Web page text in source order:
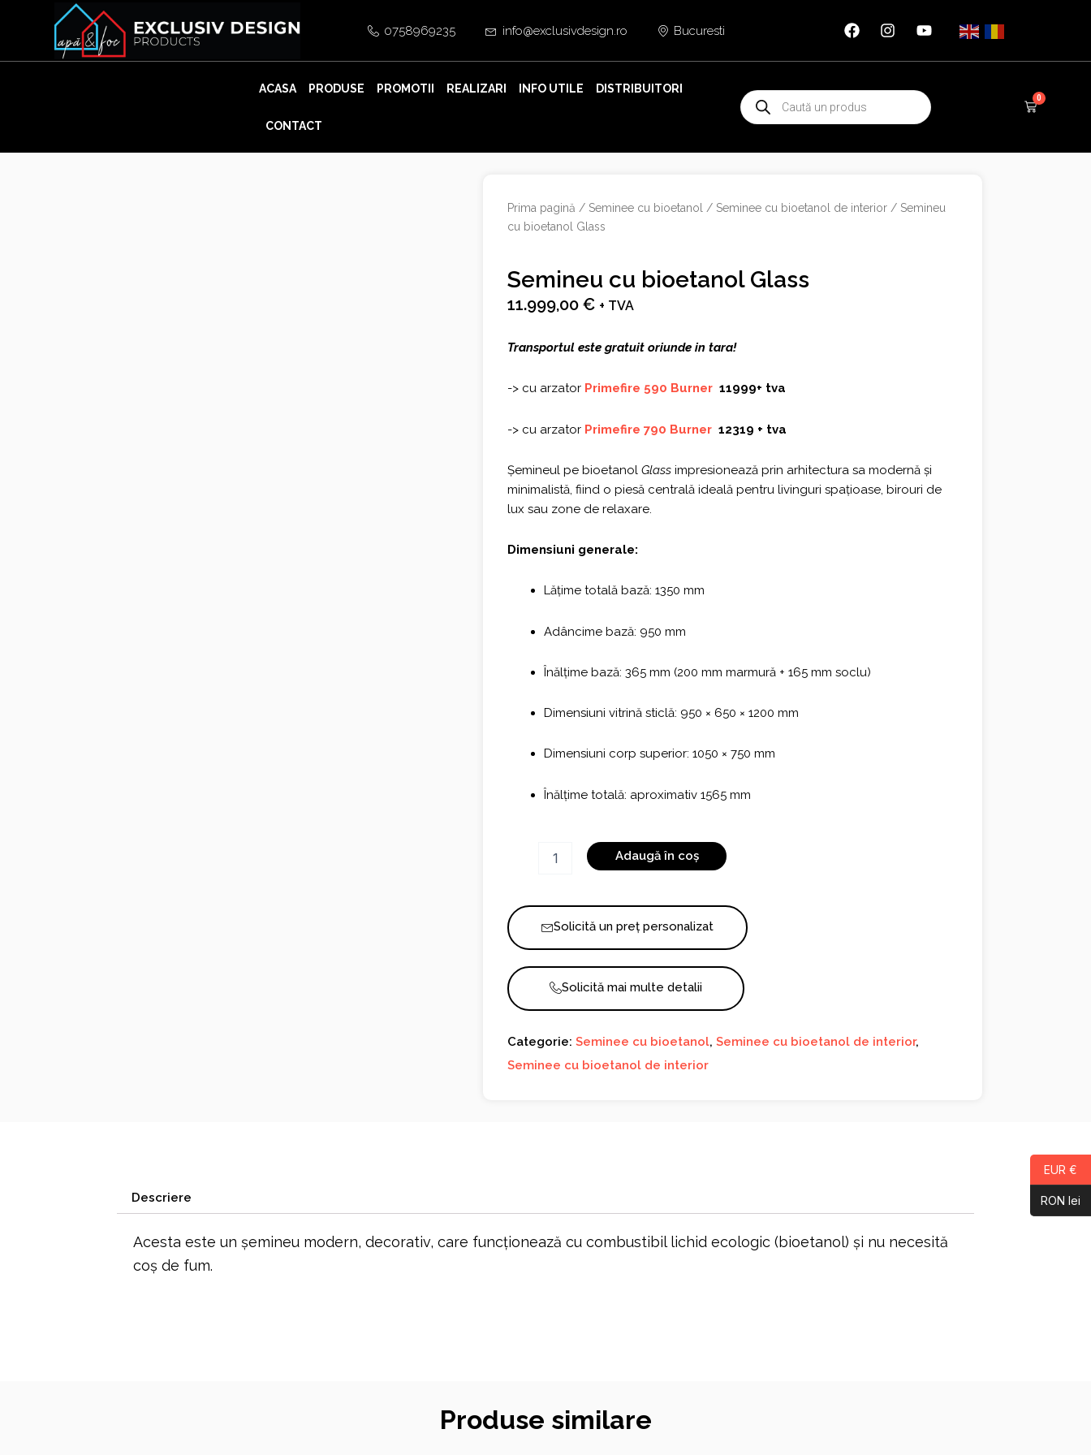
content
0758969235 info@exclusivdesign.ro Bucuresti
ACASA PRODUSE PROMOTII REALIZARI INFO UTILE DISTRIBUITORI
CONTACT
Products
search
0
Cart
Prima pagină / Seminee cu bioetanol / Seminee cu bioetanol de interior / Semineu
cu bioetanol Glass
Semineu cu bioetanol Glass
11.999,00€ + TVA
Transportul este gratuit oriunde in tara!
-> cu arzator Primefire 590 Burner11999+ tva
-> cu arzator Primefire 790 Burner12319 + tva
Șemineul pe bioetanolGlass impresionează prin arhitectura sa modernă și
minimalistă, fiind o piesă centrală ideală pentru livinguri spațioase, birouri de
lux sau zone de relaxare.
Dimensiuni generale:
Lățime totală bază: 1350 mm
Adâncime bază: 950 mm
Înălțime bază: 365 mm (200 mm marmură + 165 mm soclu)
Dimensiuni vitrină sticlă: 950 × 650 × 1200 mm
Dimensiuni corp superior: 1050 × 750 mm
Înălțime totală: aproximativ 1565 mm
Glass
Adaugă în coș
Solicită un preț personalizat
Solicită mai multe detalii
Categorie:Seminee cu bioetanol,Seminee cu bioetanol de interior,
Seminee cu bioetanol de interior
Descriere
Acesta este un șemineu modern, decorativ, care funcționează cu combustibil lichid ecologic (bioetanol) și nu necesită
coș de fum.
Produse similare
EUR €
RON lei